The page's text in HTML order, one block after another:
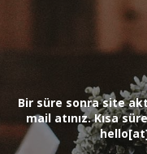
Bir süre sonra site
mail atınız. Kısa